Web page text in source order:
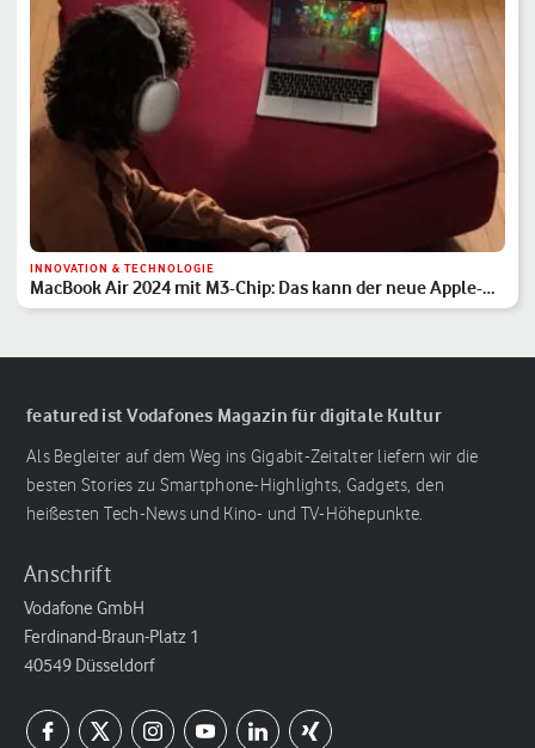
INNOVATION & TECHNOLOGIE
MacBook Air 2024 mit M3-Chip: Das kann der neue Apple-
Laptop
featured ist Vodafones Magazin für digitale Kultur
Als Begleiter auf dem Weg ins Gigabit-Zeitalter liefern wir die
besten Stories zu Smartphone-Highlights, Gadgets, den
heißesten Tech-News und Kino- und TV-Höhepunkte.
Anschrift
Vodafone GmbH
Ferdinand-Braun-Platz 1
40549 Düsseldorf